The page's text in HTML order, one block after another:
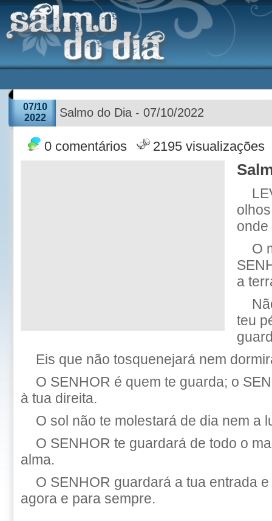
07/10
2022
Salmo do Dia - 07/10/2022
0 comentários 2195 visualizações
onde
O
a
teu
Eis que não tosquenejará nem
O SENHOR é quem te guarda; o
à tua direita.
O sol não te molestará de dia nem a
O SENHOR te guardará de todo o
alma.
O SENHOR guardará a tua entrada
agora e para sempre.